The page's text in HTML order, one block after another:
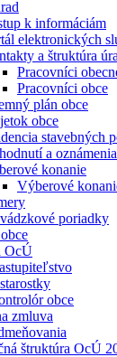
k informáciám
elektronických
a štruktúra
Pracovníci
Pracovníci obce
plán obce
obce
stavebných
a oznámenia
konanie
Výberové
poriadky
OcÚ
obce
zmluva
štruktúra OcÚ